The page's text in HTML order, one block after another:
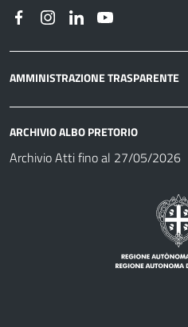
AMMINISTRAZIONE TRASPARENTE
ARCHIVIO ALBO PRETORIO
Archivio Atti fino al 27/05/2026